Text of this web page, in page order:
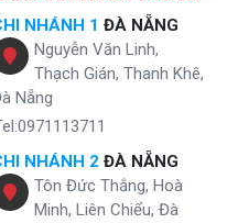
NHÁNH 1 ĐÀ NẴNG
Nguyễn Văn Linh,
Thạch Gián, Thanh Khê,
Nẵng
NHÁNH 2 ĐÀ NẴNG
Tôn Đức Thắng, Hoà
Minh, Liên Chiểu, Đà